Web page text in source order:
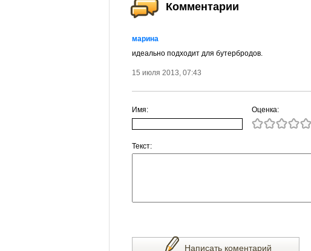
Комментарии
марина
идеально подходит для бутербродов.
15 июля 2013, 07:43
Имя: Оценка:
Текст:
Написать коментарий